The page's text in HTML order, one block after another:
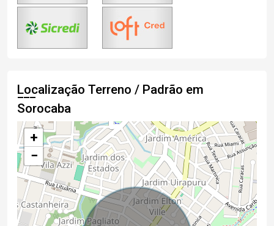
Localização Terreno / Padrão em
Sorocaba
+
−